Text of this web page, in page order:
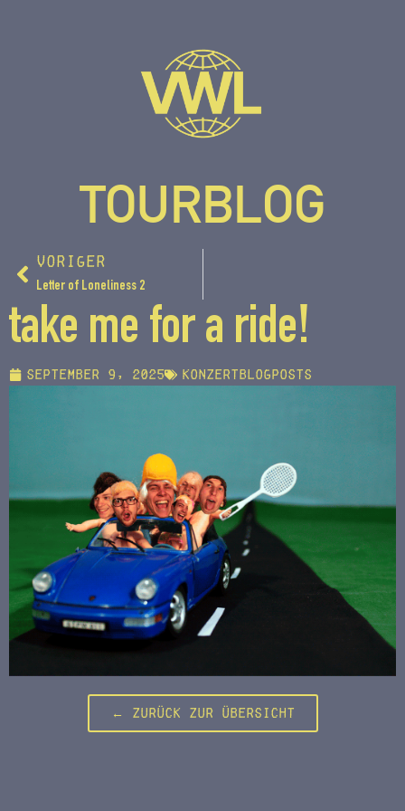
TOURBLOG
VORIGER
Letter of Loneliness 2
take me for a ride!
September 9, 2025 Konzertblogposts
← Zurück zur Übersicht